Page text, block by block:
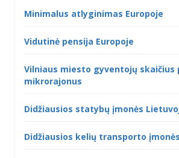
Minimalus atlyginimas Europoje
Vidutinė pensija Europoje
Vilniaus miesto gyventojų skaičius
mikrorajonus
Didžiausios statybų įmonės
Didžiausios kelių transporto